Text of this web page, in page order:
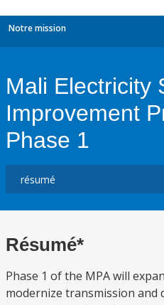
Notre mission
Mali Electricity
Improvement
Phase 1
Résumé*
Phase 1 of the MPA will
modernize transmission